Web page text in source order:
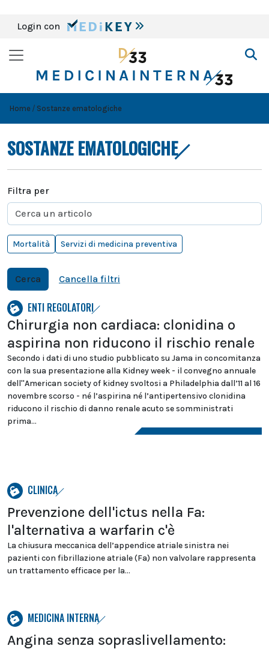
Login con
Home Sostanze ematologiche
SOSTANZE EMATOLOGICHE
Filtra per
Mortalità Servizi di medicina preventiva
Cerca Cancella filtri
ENTI REGOLATORI
Chirurgia non cardiaca: clonidina o
aspirina non riducono il rischio renale
Secondo i dati di uno studio pubblicato su Jama in concomitanza
con la sua presentazione alla Kidney week - il convegno annuale
dell''American society of kidney svoltosi a Philadelphia dall’11 al 16
novembre scorso - né l’aspirina né l’antipertensivo clonidina
riducono il rischio di danno renale acuto se somministrati
prima...
CLINICA
Prevenzione dell'ictus nella Fa:
l'alternativa a warfarin c'è
La chiusura meccanica dell’appendice atriale sinistra nei
pazienti con fibrillazione atriale (Fa) non valvolare rappresenta
un trattamento efficace per la...
MEDICINA INTERNA
Angina senza sopraslivellamento: